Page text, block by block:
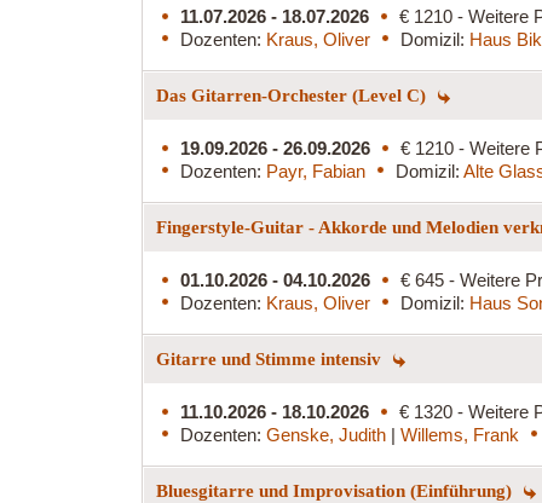
11.07.2026 - 18.07.2026
€ 1210 - Weitere
Dozenten: Kraus, Oliver Domizil: Haus
Das Gitarren-Orchester (Level C)
19.09.2026 - 26.09.2026
€ 1210 - Weitere
Dozenten: Payr, Fabian Domizil: Alte
Fingerstyle-Guitar - Akkorde und Melodien
01.10.2026 - 04.10.2026
€ 645 - Weitere
Dozenten: Kraus, Oliver Domizil: Haus
Gitarre und Stimme intensiv
11.10.2026 - 18.10.2026
€ 1320 - Weitere
Dozenten: Genske, Judith | Willems, Frank
Bluesgitarre und Improvisation (Einführung)